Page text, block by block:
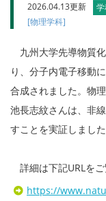
2026.04.13更新
[物理学科]
九州大学先導物質
り、分子内電子移動
合成されました。物
池長志紋さんは、非
すことを実証しました
詳細は下記URLをご
https://